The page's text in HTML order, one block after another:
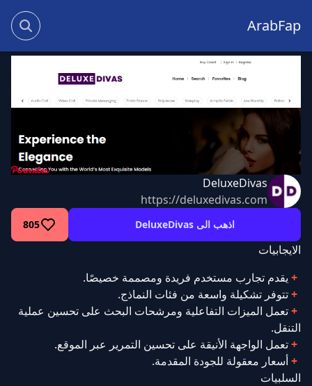
ArabFap
DeluxeDivas
https://deluxedivas.com
اذهب الى DeluxeDivas 805
الايجابيات
يقدم تجارب مستخدم فريدة ومصممة خصيصًا.
تتوفر تشكيلة واسعة من فئات النماذج.
تعمل الميزات التفاعلية ومرشحات البحث على تحسين عملية
التنقل.
تعمل الواجهة الأنيقة على تحسين التمرير عبر الموقع.
أسعار معقولة للجودة المقدمة.
السلبيات